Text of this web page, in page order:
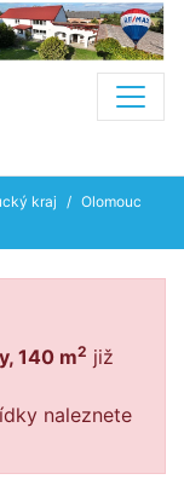
kraj
Olomouc
140 m2 již
naleznete